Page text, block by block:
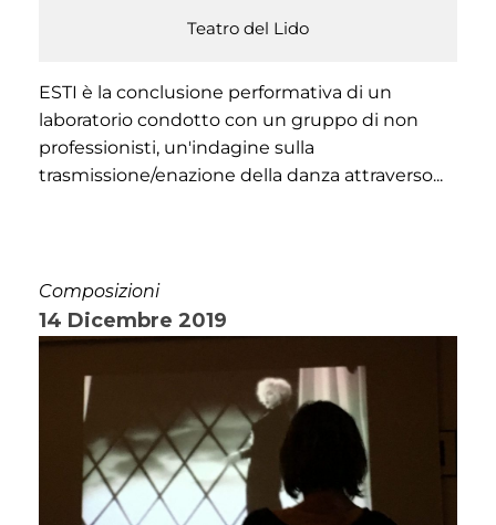
Teatro del Lido
ESTI è la conclusione performativa di un
laboratorio condotto con un gruppo di non
professionisti, un'indagine sulla
trasmissione/enazione della danza attraverso...
Composizioni
14 Dicembre 2019